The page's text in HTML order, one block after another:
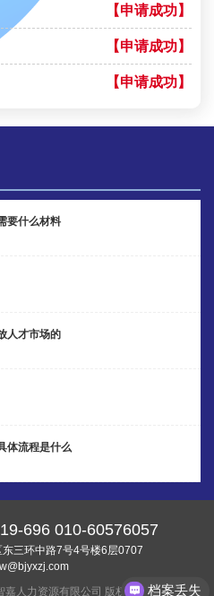
【申请成功】
【申请成功】
【申请成功】
【申请成功】
要什么材料
人才市场的
体流程是什么
696 010-60576057
三环中路7号4号楼6层0707
人力资源有限公司 版权所有京ICP备
档案丢失